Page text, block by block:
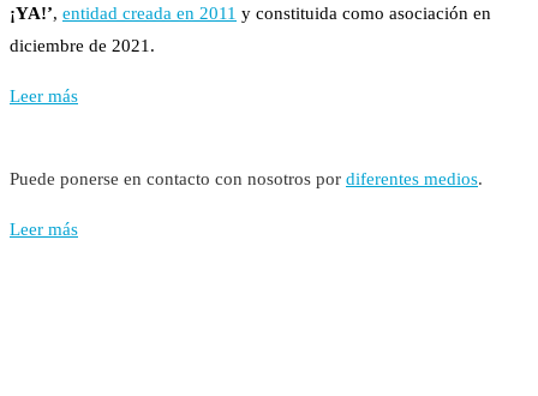
¡YA!’, entidad creada en 2011 y constituida como asociación en
diciembre de 2021.
Leer más
Puede ponerse en contacto con nosotros por diferentes medios.
Leer más